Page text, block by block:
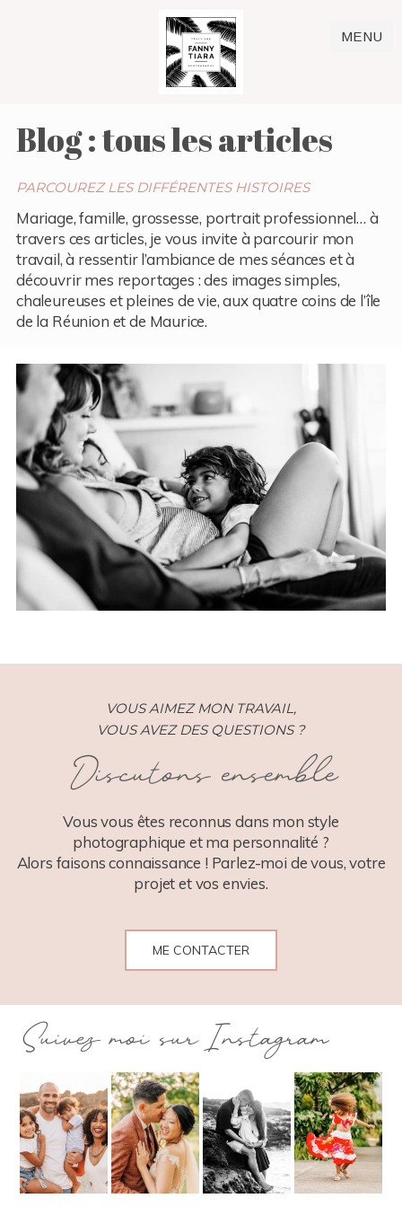
MENU
Blog : tous les articles
PARCOUREZ LES DIFFÉRENTES HISTOIRES
Mariage, famille, grossesse, portrait professionnel… à
travers ces articles, je vous invite à parcourir mon
travail, à ressentir l’ambiance de mes séances et à
découvrir mes reportages : des images simples,
chaleureuses et pleines de vie, aux quatre coins de l’île
de la Réunion et de Maurice.
Grossesse – Alexandra –
Réunion (974)
VOUS AIMEZ MON TRAVAIL,
VOUS AVEZ DES QUESTIONS ?
Discutons ensemble
Vous vous êtes reconnus dans mon style
photographique et ma personnalité ?
Alors faisons connaissance ! Parlez-moi de vous, votre
projet et vos envies.
ME CONTACTER
Suivez moi sur Instagram